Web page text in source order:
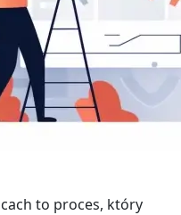
to proces, który